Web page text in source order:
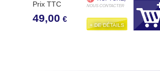
Prix TTC
49,00 €
NOUS CONTACTER
+ DE DÉTAILS